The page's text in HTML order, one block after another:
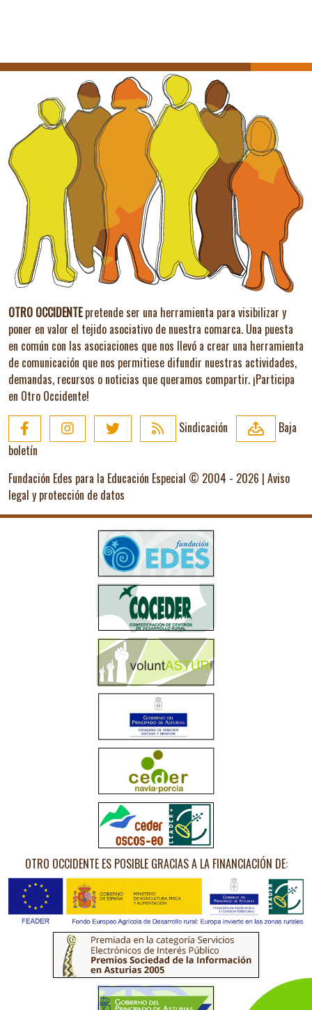
OTRO OCCIDENTEpretende ser una herramienta para visibilizar y
poner en valor el tejido asociativo de nuestra comarca. Una puesta
en común con las asociaciones que nos llevó a crear una herramienta
de comunicación que nos permitiese difundir nuestras actividades,
demandas, recursos o noticias que queramos compartir. ¡Participa
en Otro Occidente!
Sindicación
Baja
boletín
Fundación Edes para la Educación Especial © 2004 - 2026 | Aviso
legal y protección de datos
OTRO OCCIDENTE ES POSIBLE GRACIAS A LA FINANCIACIÓN DE: